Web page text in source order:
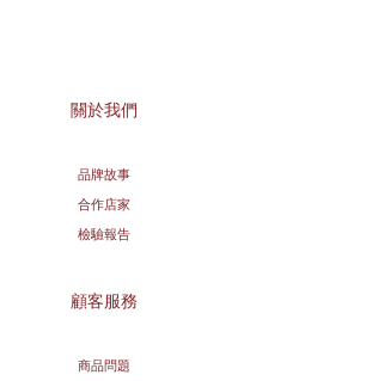
關於我們
品牌故事
合作店家
檢驗報告
顧客服務
商品問題